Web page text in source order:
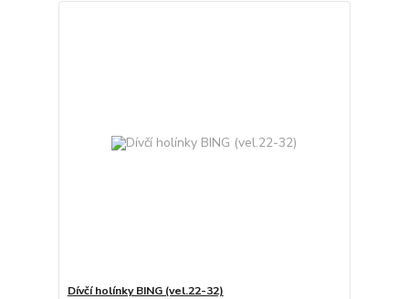
Dívčí holínky BING (vel.22-32)